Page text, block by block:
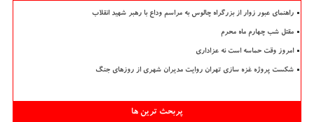
راهنمای عبور زوار از بزرگراه چالوس به مراسم وداع با رهبر شهید انقلاب
مقتل شب چهارم ماه محرم
امروز وقت حماسه است نه عزاداری
شکست پروژه غزه سازی تهران روایت مدیران شهری از روزهای جنگ
پربحث ترین ها